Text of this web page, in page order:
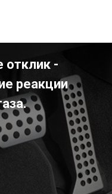
отклик -
реакции